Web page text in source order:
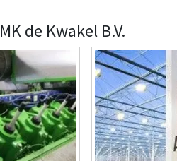
de Kwakel B.V.